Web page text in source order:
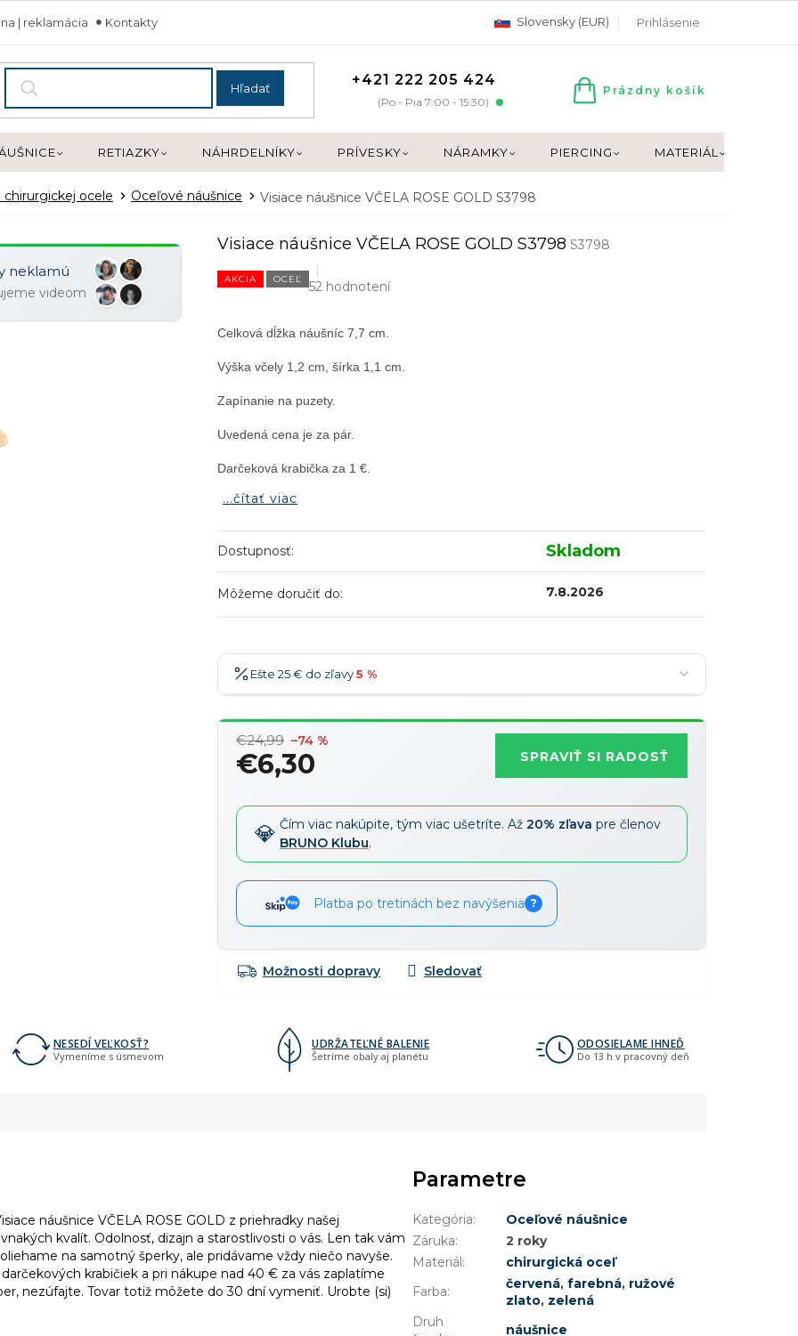
| reklamácia Kontakty Slovensky (EUR) Prihlásenie
Hľadať +421 222 205 424
(Po - Pia 7:00 - 15:30)
NÁKUPNÝ
Prázdny košík
RETIAZKY NÁHRDELNÍKY PRÍVESKY NÁRAMKY PIERCING MATERIÁL
chirurgickej ocele Oceľové náušnice Visiace náušnice VČELA ROSE GOLD S3798
neklamú
videom
Visiace náušnice VČELA ROSE GOLD S3798 S3798
AKCIA OCEĽ 52 hodnotení
Celková dĺžka náušníc 7,7 cm.
Výška včely 1,2 cm, šírka 1,1 cm.
Zapínanie na puzety.
Uvedená cena je za pár.
Darčeková krabička za 1 €.
...čítať viac
Dostupnosť: Skladom
Môžeme doručiť do: 7.8.2026
Ešte 25 € do zľavy5 %
36 € →-7 %
Najobľúbenejšia
€24,99 –74 %
€6,30
cena:
SPRAVIŤ SI RADOSŤ
Čím viac nakúpite, tým viac ušetríte. Až 20% zľava pre členov
BRUNO Klubu.
Platba po tretinách bez navýšenia ?
Možnosti dopravy
NESEDÍ VEĽKOSŤ?
Vymeníme s úsmevom
UDRŽATEĽNÉ BALENIE
Šetríme obaly aj planétu
ODOSIELAME IHNEĎ
Do 13 h v pracovný deň
náušnice VČELA ROSE GOLD z priehradky našej
kvalít. Odolnosť, dizajn a starostlivosti o vás. Len tak vám
na samotný šperky, ale pridávame vždy niečo navyše.
krabičiek a pri nákupe nad 40 € za vás zaplatíme
nezúfajte. Tovar totiž môžete do 30 dní vymeniť. Urobte (si)
Parametre
Kategória:
Oceľové náušnice
Záruka:
2 roky
Materiál:
chirurgická oceľ
Farba: červená, farebná, ružové
zlato, zelená
Druh
náušnice